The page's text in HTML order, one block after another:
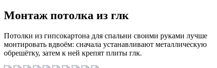
Монтаж потолка из глк
Потолки из гипсокартона для спальни своими руками лучше
монтировать вдвоём: сначала устанавливают металлическую
обрешётку, затем к ней крепят плиты глк.